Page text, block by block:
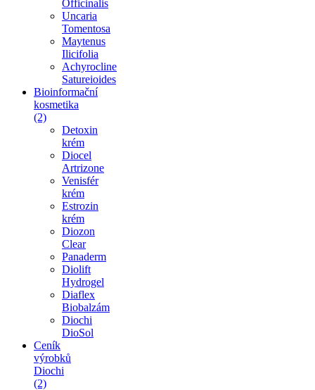
Officinalis
Uncaria
Tomentosa
Maytenus
Ilicifolia
Achyrocline
Satureioides
Bioinformační
kosmetika
(2)
Detoxin
krém
Diocel
Artrizone
Venisfér
krém
Estrozin
krém
Diozon
Clear
Panaderm
Diolift
Hydrogel
Diaflex
Biobalzám
Diochi
DioSol
Ceník
výrobků
Diochi
(2)